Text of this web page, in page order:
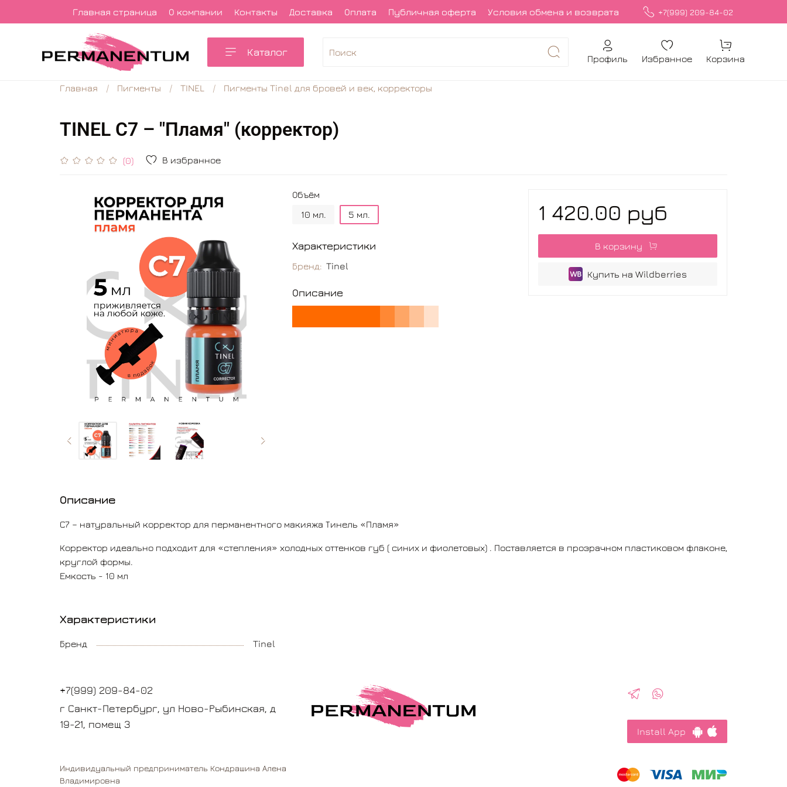
Главная страница О компании Контакты Доставка Оплата Публичная оферта Условия обмена и возврата +7(999) 209-84-02
Каталог
Профиль Избранное Корзина
Главная Пигменты TINEL Пигменты Tinel для бровей и век, корректоры
TINEL С7 – "Пламя" (корректор)
(0) В избранное
Объём
10 мл.
5 мл.
Характеристики
Бренд: Tinel
Описание
1 420.00 руб
В корзину
Купить на Wildberries
Описание
С7 – натуральный корректор для перманентного макияжа Тинель «Пламя»
Корректор идеально подходит для «степления» холодных оттенков губ ( синих и фиолетовых) . Поставляется в прозрачном пластиковом флаконе,
круглой формы.
Емкость - 10 мл
Характеристики
Бренд Tinel
Install App
+7(999) 209-84-02
г Санкт-Петербург, ул Ново-Рыбинская, д
19-21, помещ 3
Индивидуальный предприниматель Кондрашина Алена
Владимировна